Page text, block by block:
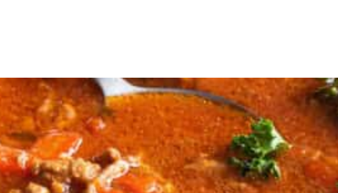
ontbijt bijgerechten
lunch hoofdgerechten
borrelhapjes desserts